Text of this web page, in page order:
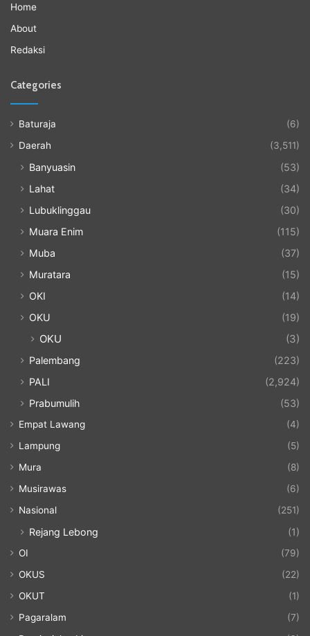
Home
About
Redaksi
Categories
Baturaja
(6)
Daerah
(3,511)
Banyuasin
(53)
Lahat
(34)
Lubuklinggau
(30)
Muara Enim
(115)
Muba
(37)
Muratara
(15)
OKI
(14)
OKU
(19)
OKU (3)
Palembang
(223)
PALI
(2,924)
Prabumulih
(53)
Empat Lawang
(4)
Lampung
(5)
Mura
(8)
Musirawas
(6)
Nasional
(251)
Rejang Lebong (1)
OI
(79)
OKUS
(22)
OKUT
(1)
Pagaralam
(7)